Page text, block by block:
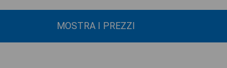
MOSTRA I PREZZI